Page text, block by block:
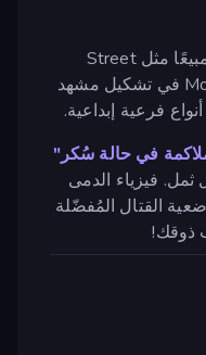
ساهمت امتيازات الألعاب الأكثر مبيعًا مثل Street
Fighter وTekken وMortal Kombat في تشكيل مشهد
فرعية إبداعية.
في حالة سُكر"
فيزياء الدمى
القتال المُفضّلة
ذوقك!